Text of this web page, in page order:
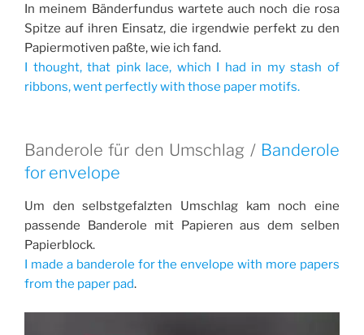
In meinem Bänderfundus wartete auch noch die rosa
Spitze auf ihren Einsatz, die irgendwie perfekt zu den
Papiermotiven paßte, wie ich fand.
I thought, that pink lace, which I had in my stash of
ribbons, went perfectly with those paper motifs.
Banderole für den Umschlag / Banderole
for envelope
Um den selbstgefalzten Umschlag kam noch eine
passende Banderole mit Papieren aus dem selben
Papierblock.
I made a banderole for the envelope with more papers
from the paper pad.